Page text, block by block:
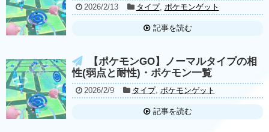
2026/2/13 タイプ, ポケモンゲット
記事を読む
【ポケモンGO】ノーマルタイプの相
性(弱点と耐性)・ポケモン一覧
2026/2/9 タイプ, ポケモンゲット
記事を読む